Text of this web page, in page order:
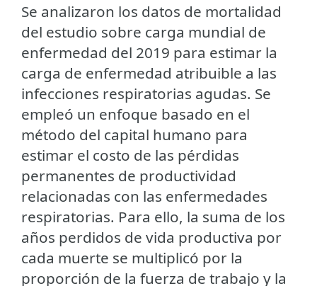
Se analizaron los datos de mortalidad
del estudio sobre carga mundial de
enfermedad del 2019 para estimar la
carga de enfermedad atribuible a las
infecciones respiratorias agudas. Se
empleó un enfoque basado en el
método del capital humano para
estimar el costo de las pérdidas
permanentes de productividad
relacionadas con las enfermedades
respiratorias. Para ello, la suma de los
años perdidos de vida productiva por
cada muerte se multiplicó por la
proporción de la fuerza de trabajo y la